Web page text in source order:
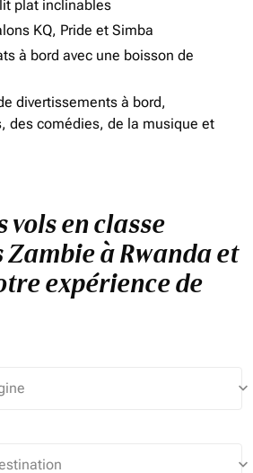
plat inclinables
KQ, Pride et Simba
à bord avec une boisson de
divertissements à bord,
des comédies, de la musique et
vols en classe
à Rwanda et
expérience de
keyboard_arrow_down
keyboard_arrow_down